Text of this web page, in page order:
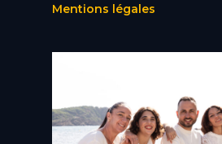
Mentions légales